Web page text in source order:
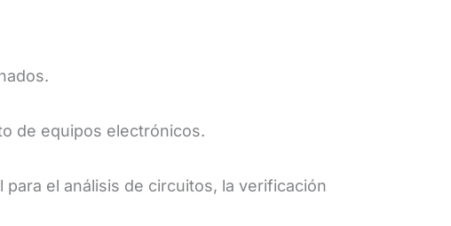
de equipos electrónicos.
el análisis de circuitos, la verificación